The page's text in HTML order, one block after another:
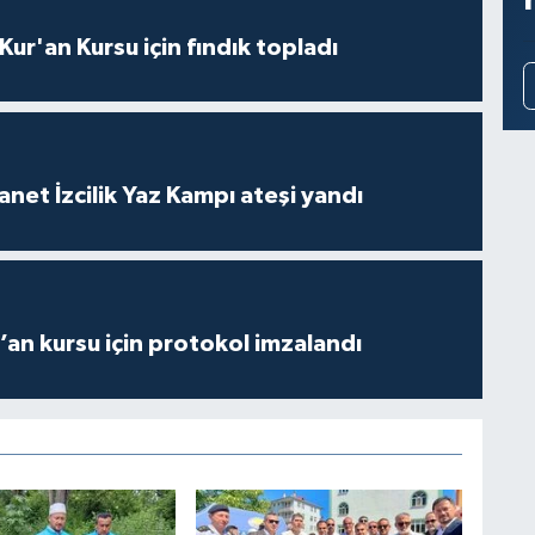
Kursu için fındık topladı
İzcilik Yaz Kampı ateşi yandı
kursu için protokol imzalandı